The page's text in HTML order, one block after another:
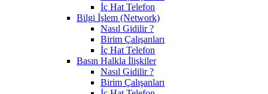
İç Hat Telefon
Bilgi İşlem (Network)
Nasıl Gidilir ?
Birim Çalışanları
İç Hat Telefon
Basın Halkla İlişkiler
Nasıl Gidilir ?
Birim Çalışanları